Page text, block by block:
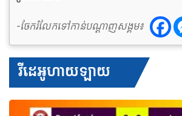
-ចែករំលែកទៅកាន់បណ្តាញសង្គម៖
វីដេអូហាយឡាយ